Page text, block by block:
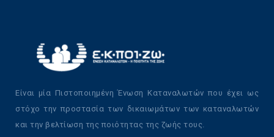
Είναι μία Πιστοποιημένη Ένωση Καταναλωτών που έχει ως
στόχο την προστασία των δικαιωμάτων των καταναλωτών
και την βελτίωση της ποιότητας της ζωής τους.